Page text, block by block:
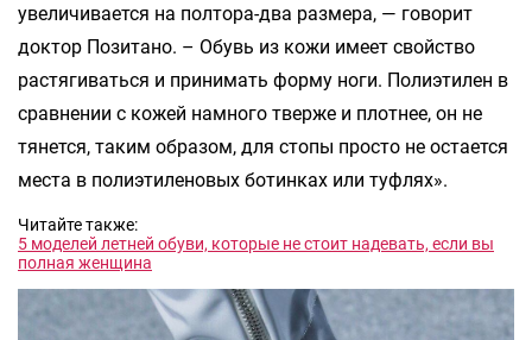
увеличивается на полтора-два размера, — говорит
доктор Позитано. – Обувь из кожи имеет свойство
растягиваться и принимать форму ноги. Полиэтилен в
сравнении с кожей намного тверже и плотнее, он не
тянется, таким образом, для стопы просто не остается
места в полиэтиленовых ботинках или туфлях».
Читайте также:
5 моделей летней обуви, которые не стоит надевать, если вы
полная женщина